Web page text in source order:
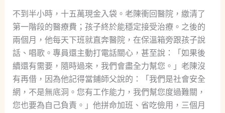
不到半小時，十五萬現金入袋。老陳衝回醫院，繳清了
第一階段的醫療費；孩子終於能穩定接受治療。之後的
兩個月，他每天下班就直奔醫院，在保溫箱旁跟孩子說
話、唱歌。專員還主動打電話關心，甚至說：「如果後
續還有需要，隨時過來，我們會盡全力幫您。」老陳沒
有再借，因為他記得當鋪師父說的：「我們是社會安全
網，不是無底洞。您有工作能力，我們幫您度過難關，
您也要為自己負責。」他拼命加班、省吃儉用，三個月